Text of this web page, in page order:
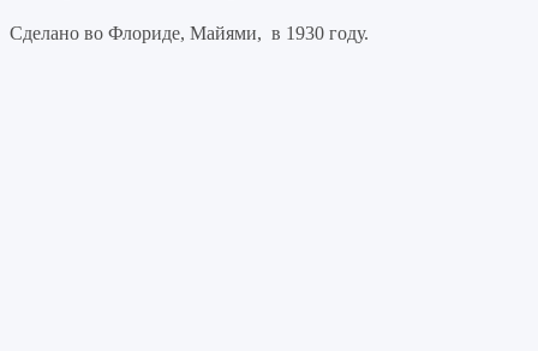
Сделано во Флориде, Майями, в 1930 году.